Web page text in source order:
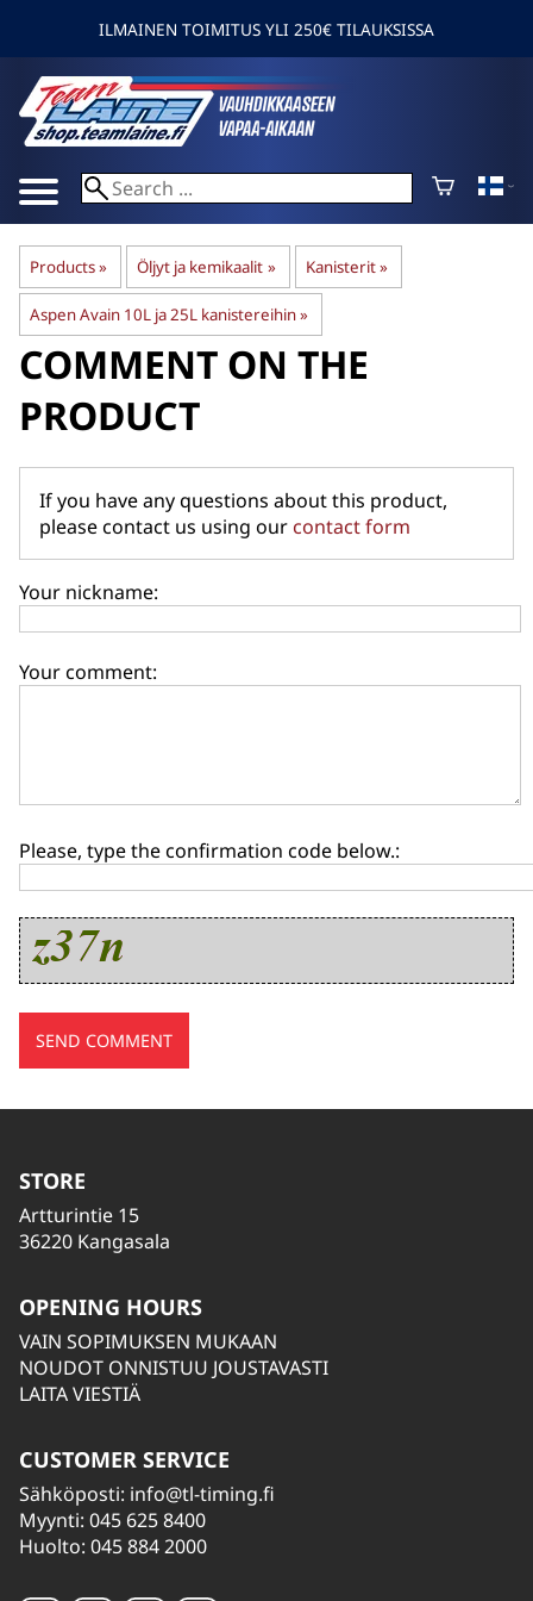
ILMAINEN TOIMITUS YLI 250€ TILAUKSISSA
Products‪» Öljyt ja kemikaalit ‪» Kanisterit‪»
Aspen Avain 10L ja 25L kanistereihin‪»
COMMENT ON THE
PRODUCT
If you have any questions about this product,
please contact us using our contact form
Your nickname:
Your comment:
Please, type the confirmation code below.:
STORE
Artturintie 15
36220 Kangasala
OPENING HOURS
VAIN SOPIMUKSEN MUKAAN
NOUDOT ONNISTUU JOUSTAVASTI
LAITA VIESTIÄ
CUSTOMER SERVICE
Sähköposti: info@tl-timing.fi
Myynti: 045 625 8400
Huolto: 045 884 2000